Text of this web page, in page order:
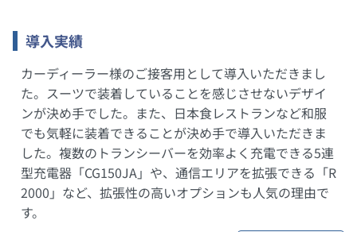
導入実績
カーディーラー様のご接客用として導入いただきまし
た。スーツで装着していることを感じさせないデザイ
ンが決め手でした。また、日本食レストランなど和服
でも気軽に装着できることが決め手で導入いただきま
した。複数のトランシーバーを効率よく充電できる5連
型充電器「CG150JA」や、通信エリアを拡張できる「R
2000」など、拡張性の高いオプションも人気の理由で
す。